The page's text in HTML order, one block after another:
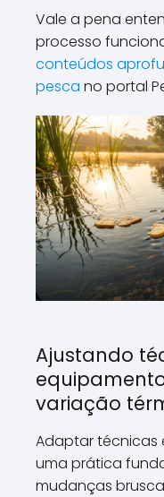
Vale a pena
processo
conteúdos
pesca no portal
Ajustando
variação
Adaptar técnicas
uma prática
mudanças